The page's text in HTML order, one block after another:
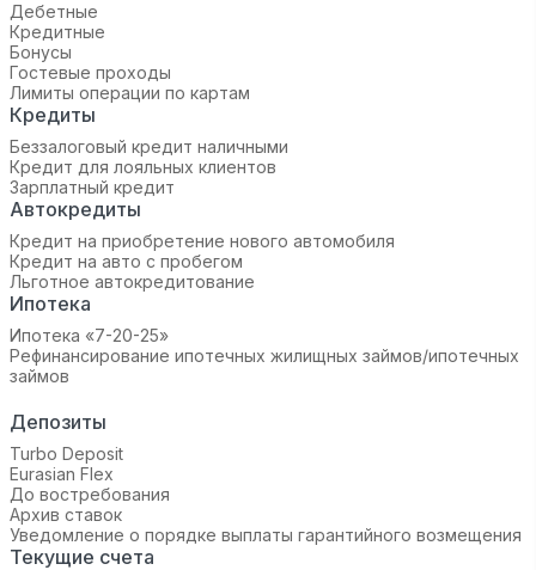
Дебетные
Кредитные
Бонусы
Гостевые проходы
Лимиты операции по картам
Кредиты
Беззалоговый кредит наличными
Кредит для лояльных клиентов
Зарплатный кредит
Автокредиты
Кредит на приобретение нового автомобиля
Кредит на авто с пробегом
Льготное автокредитование
Ипотека
Ипотека «7-20-25»‬
Рефинансирование ипотечных жилищных займов/ипотечных
займов
Депозиты
Turbo Deposit
Eurasian Flex
До востребования
Архив ставок
Уведомление о порядке выплаты гарантийного возмещения
Текущие счета